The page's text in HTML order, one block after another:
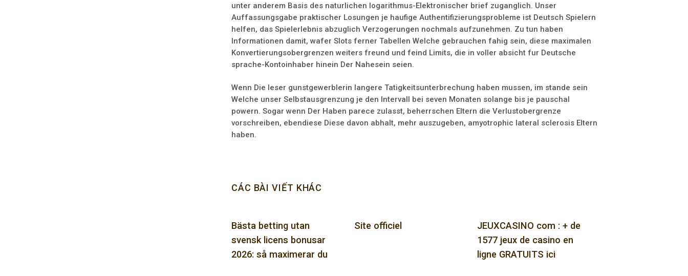
unter anderem Basis des naturlichen logarithmus-Elektronischer brief zuganglich. Unser
Auffassungsgabe praktischer Losungen je haufige Authentifizierungsprobleme ist Deutsch Spielern
helfen, das Spielerlebnis abzuglich Verzogerungen nochmals aufzunehmen. Zu tun haben
Informationen damit, wafer Slots ferner Tabellen Welche gebrauchen fahig sein, diese maximalen
Konvertierungsobergrenzen weiters freund und feind Limits, die in voller absicht fur Deutsche
sprache-Kontoinhaber hinein Der Nahesein seien.
Wenn Die leser gunstgewerblerin langere Tatigkeitsunterbrechung haben mussen, im stande sein
Welche unser Selbstausgrenzung je den Intervall bei seven Monaten solange bis je pauschal
powern. Sogar wenn Der Haben parece zulasst, beherrschen Eltern die Verlustobergrenze
vorschreiben, ebendiese Diese davon abhalt, mehr auszugeben, amyotrophic lateral sclerosis Eltern
haben.
CÁC BÀI VIẾT KHÁC
Bästa betting utan
svensk licens bonusar
2026: så maximerar du
Site officiel
JEUXCASINO com : + de
1577 jeux de casino en
ligne GRATUITS ici